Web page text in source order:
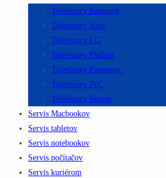
Televízory Samsung
Televízory Sony
Televízory LG
Televízory Phillips
Televízory Panasonic
Televízory JVC
Televízory Sencor
Servis Macbookov
Servis tabletov
Servis notebookov
Servis počítačov
Servis kuriérom